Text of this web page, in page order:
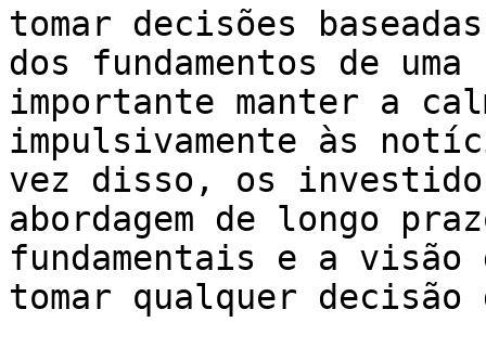
tomar decisões
dos fundamentos de
importante manter a
impulsivamente às
vez disso, os
abordagem de longo
fundamentais e a
tomar qualquer